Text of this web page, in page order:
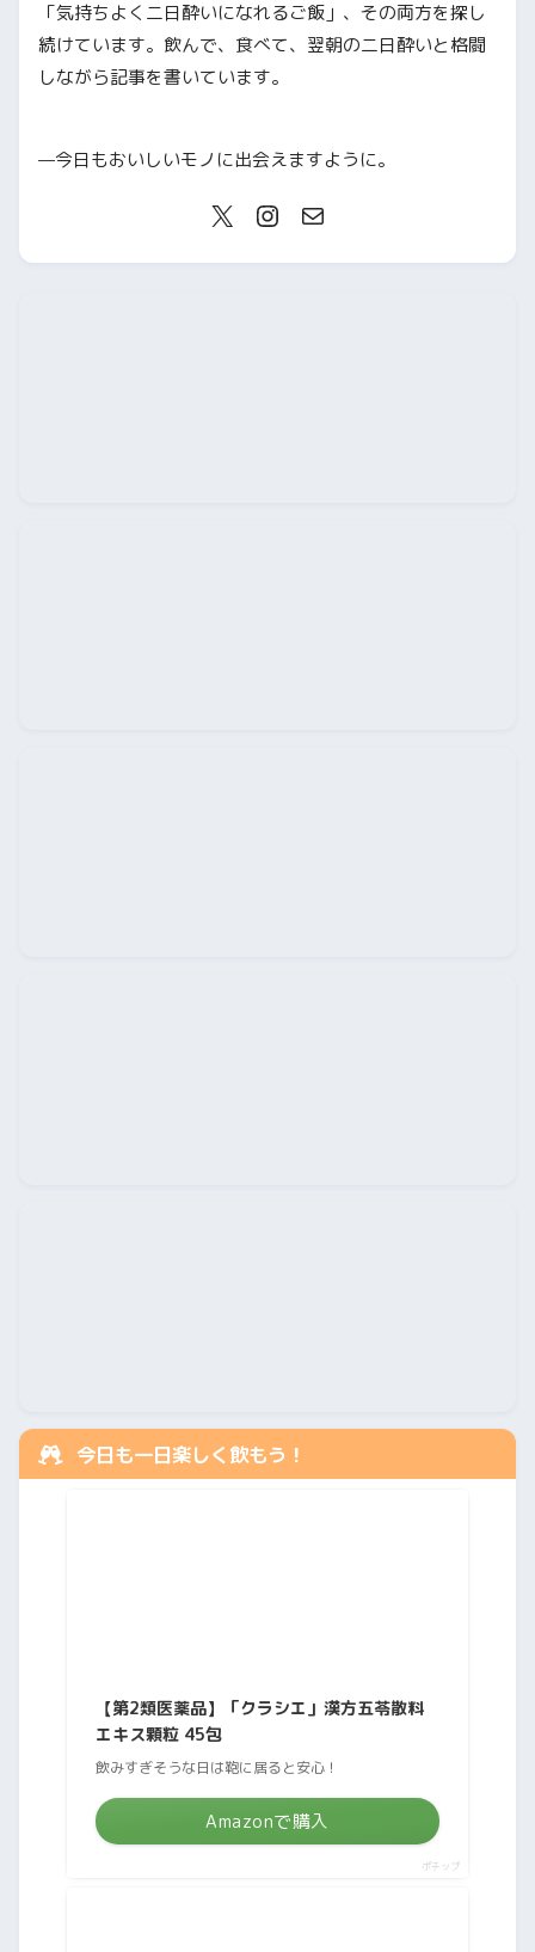
「気持ちよく二日酔いになれるご飯」、その両方を探し
続けています。飲んで、食べて、翌朝の二日酔いと格闘
しながら記事を書いています。
—今日もおいしいモノに出会えますように。
今日も一日楽しく飲もう！
【第2類医薬品】「クラシエ」漢方五苓散料
エキス顆粒 45包
飲みすぎそうな日は鞄に居ると安心！
Amazonで購入
ポチップ